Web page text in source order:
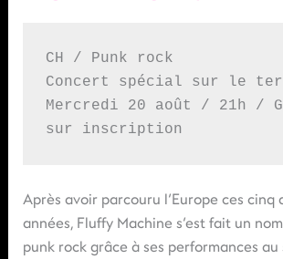
CH / Punk rock
Concert spécial sur le
Mercredi 20 août / 21h /
sur inscription
Après avoir parcouru l’Europe ces cinq
années, Fluffy Machine s’est fait un
punk rock grâce à ses performances